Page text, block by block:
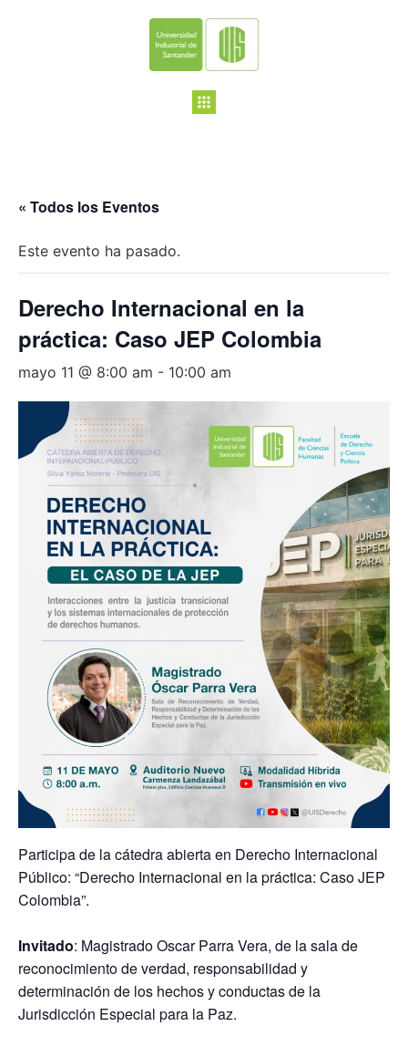
« Todos los Eventos
Este evento ha pasado.
Derecho Internacional en la
práctica: Caso JEP Colombia
mayo 11 @ 8:00 am - 10:00 am
Participa de la cátedra abierta en Derecho Internacional
Público: “Derecho Internacional en la práctica: Caso JEP
Colombia”.
Invitado: Magistrado Oscar Parra Vera, de la sala de
reconocimiento de verdad, responsabilidad y
determinación de los hechos y conductas de la
Jurisdicción Especial para la Paz.